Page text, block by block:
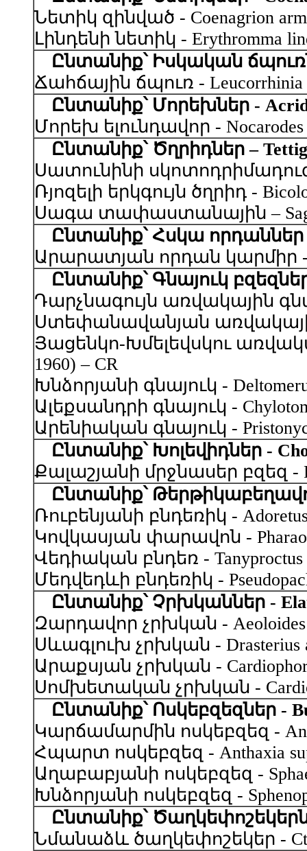
Նետիկ զինված - Coenagrion
Լինդենի նետիկ - Erythromma
Ընտանիք՝ Իսկական
Ճահճային ճպուռ - Leucorrhinia
Ընտանիք՝ Մորեխներ -
Մորեխ ելունդավոր - Nocarodes
Ընտանիք՝ Ծղրիդներ –
Սատունինի սկոտոդրիմադուզա
Ռյոզելի երկգույն ծղրիդ -
Սագա տափաստանային – Saga
Ընտանիք՝ Հսկա որդաններ -
Արարատյան որդան կարմիր -
Ընտանիք՝ Գնայուկ բզեզներ
Դարչնագույն առվակային
Ստեփանավանյան առվակային
Յացենկո-Խմելեվսկու
1960) – CR
Խնձորյանի գնայուկ -
Ալեքսանդրի գնայուկ -
Արենիական գնայուկ -
Ընտանիք՝ Խոլեվիդներ -
Քալաշյանի մրջնասեր բզեզ -
Ընտանիք՝
Ռուբենյանի բնդեռիկ - Adoretus
Կովկասյան փարավոն -
Վեդիական բնդեռ - Tanyproctus
Մեդվեդևի բնդեռիկ -
Ընտանիք՝ Չրխկաններ -
Զարդավոր չրխկան - Aeoloides
Սևագլուխ չրխկան - Drasterius
Արաքսյան չրխկան -
Սոմխետական չրխկան -
Ընտանիք՝ Ոսկեբզեզներ -
Կարճամարմին ոսկեբզեզ -
Հպարտ ոսկեբզեզ - Anthaxia
Աղաբաբյանի ոսկեբզեզ -
Խնձորյանի ոսկեբզեզ -
Ընտանիք՝
Նմանաձև ծաղկեփոշեկեր -